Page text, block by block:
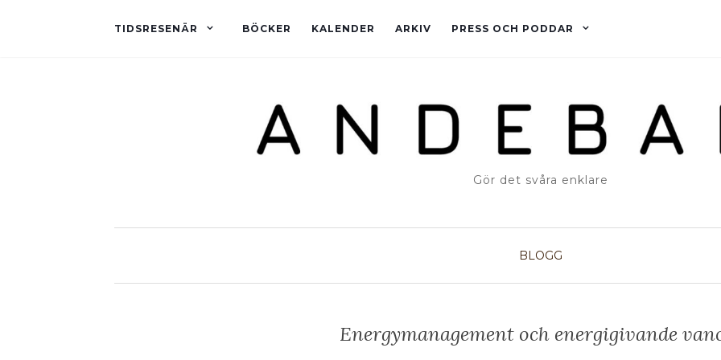
TIDSRESENÄR BÖCKER KALENDER ARKIV PRESS OCH PODDAR
Gör det svåra enklare
BLOGG
Energymanagement och energigivande